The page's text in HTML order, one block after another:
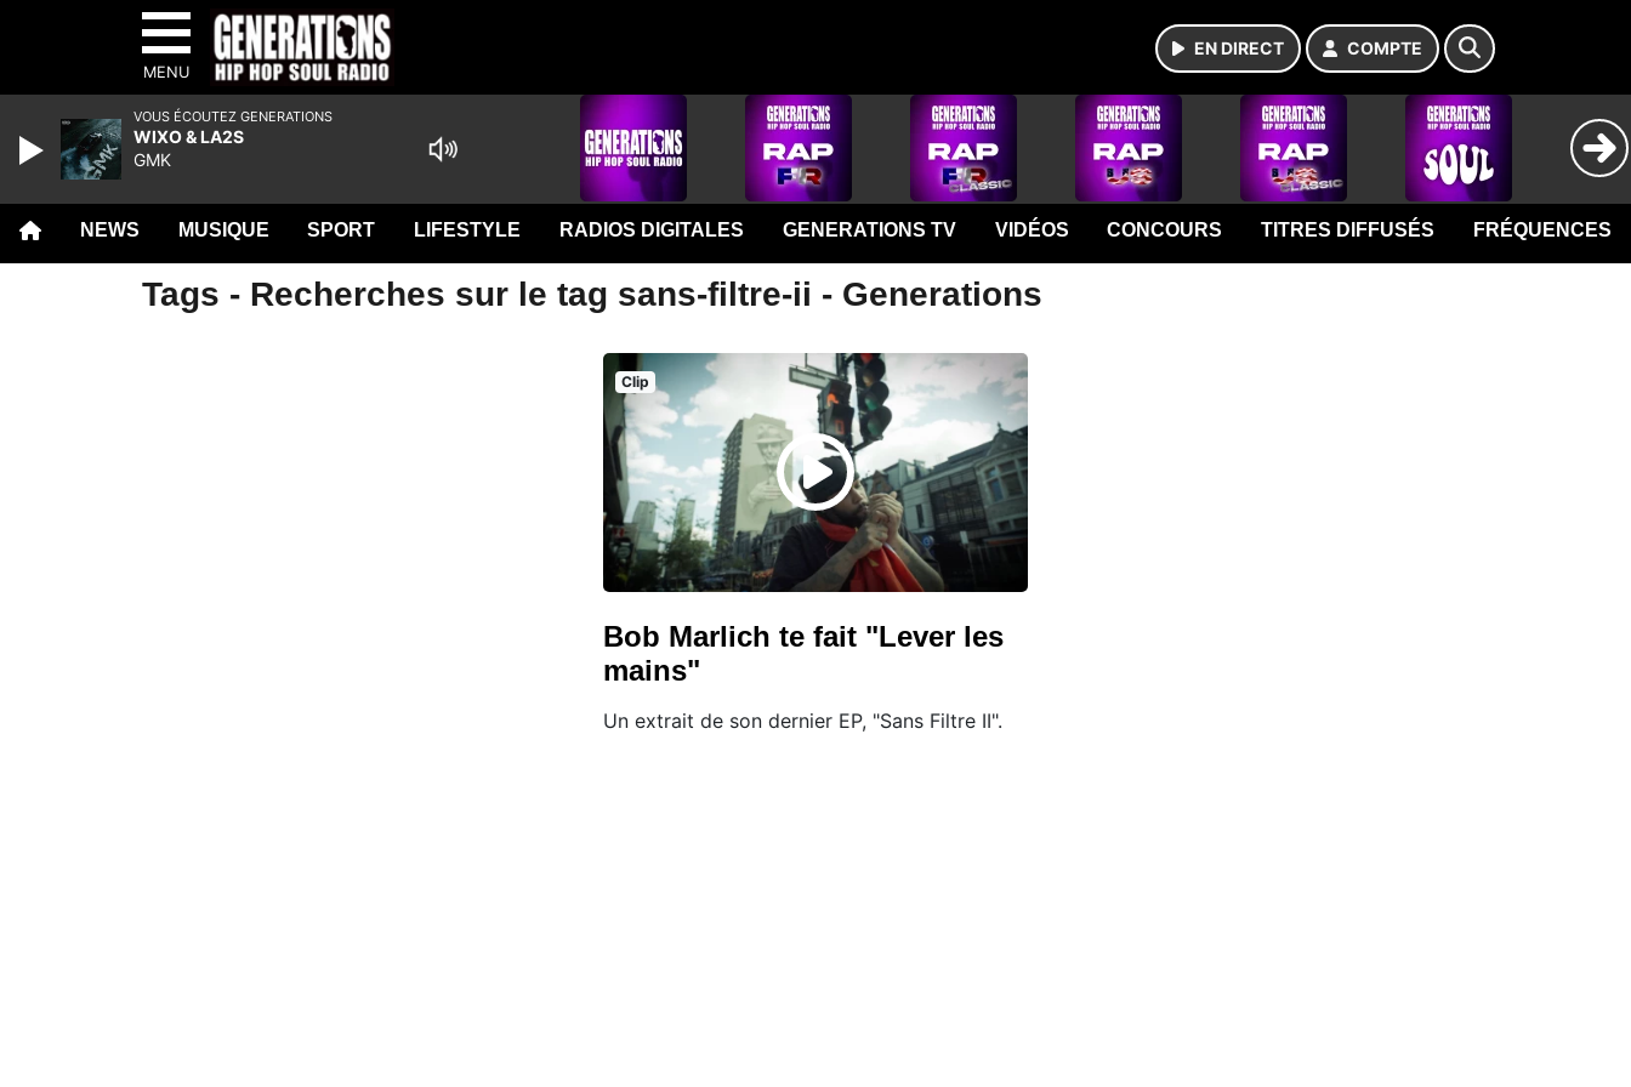
MENU
EN DIRECT COMPTE
NEWS MUSIQUE SPORT LIFESTYLE RADIOS DIGITALES GENERATIONS TV VIDÉOS CONCOURS TITRES DIFFUSÉS FRÉQUENCES
Tags - Recherches sur le tag sans-filtre-ii - Generations
Clip
Bob Marlich te fait "Lever les
mains"
Un extrait de son dernier EP, "Sans Filtre II".
VOUS ÉCOUTEZ GENERATIONS
WIXO & LA2S
GMK